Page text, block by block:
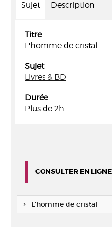
Sujet Description
Titre
L'homme de cristal
Sujet
Livres & BD
Durée
Plus de 2h.
CONSULTER EN LIGNE
L'homme de cristal